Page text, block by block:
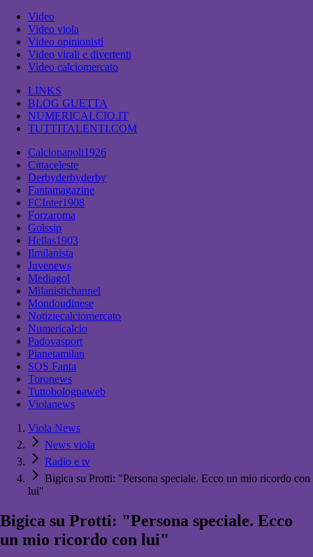
Video
Video viola
Video opinionisti
Video virali e divertenti
Video calciomercato
LINKS
BLOG GUETTA
NUMERICALCIO.IT
TUTTITALENTI.COM
Calcionapoli1926
Cittaceleste
Derbyderbyderby
Fantamagazine
FCInter1908
Forzaroma
Golssip
Hellas1903
Ilmilanista
Juvenews
Mediagol
Milanistichannel
Mondoudinese
Notiziecalciomercato
Numericalcio
Padovasport
Pianetamilan
SOS Fanta
Toronews
Tuttobolognaweb
Violanews
Viola News
News viola
Radio e tv
Bigica su Protti: "Persona speciale. Ecco un mio ricordo con
lui"
Bigica su Protti: "Persona speciale. Ecco
un mio ricordo con lui"